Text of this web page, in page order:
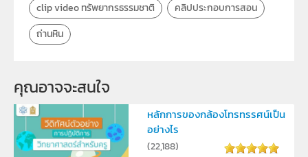
clip video ทรัพยากรธรรมชาติ
คลิปประกอบการสอน
ถ่านหิน
คุณอาจจะสนใจ
หลักการของกล้องโทรทรรศน์เป็น
อย่างไร
(22,188)